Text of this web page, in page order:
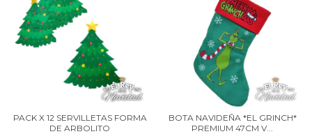
PACK X 12 SERVILLETAS FORMA
DE ARBOLITO
BOTA NAVIDEÑA *EL GRINCH*
PREMIUM 47CM V...